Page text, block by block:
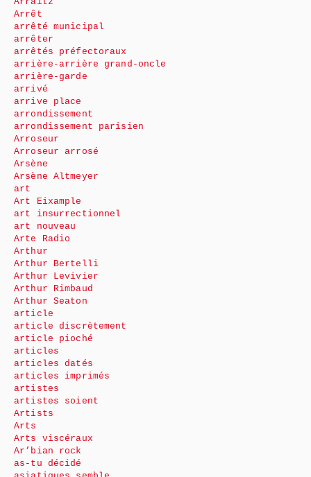
Arrêt
arrêté municipal
arrêter
arrêtés préfectoraux
arrière-arrière grand-oncle
arrière-garde
arrivé
arrive place
arrondissement
arrondissement parisien
Arroseur
Arroseur arrosé
Arsène
Arsène Altmeyer
art
Art Eixample
art insurrectionnel
art nouveau
Arte Radio
Arthur
Arthur Bertelli
Arthur Levivier
Arthur Rimbaud
Arthur Seaton
article
article discrètement
article pioché
articles
articles datés
articles imprimés
artistes
artistes soient
Artists
Arts
Arts viscéraux
Ar’bian rock
as-tu décidé